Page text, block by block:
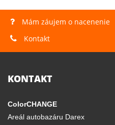
Mám záujem o nacenenie
Kontakt
KONTAKT
ColorCHANGE
Areál autobazáru Darex